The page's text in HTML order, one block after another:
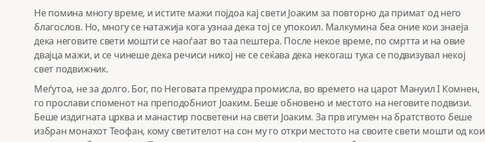
Не помина многу време, и истите мажи појдоа кај свети Јоаким за повторно да примат од него
благослов. Но, многу се натажија кога узнаа дека тој се упокоил. Малкумина беа оние кои знаеја
дека неговите свети мошти се наоѓаат во таа пештера. После некое време, по смртта и на овие
двајца мажи, и се чинеше дека речиси никој не се сеќава дека некогаш тука се подвизувал некој
свет подвижник.
Меѓутоа, не за долго. Бог, по Неговата премудра промисла, во времето на царот Мануил I Комнен,
го прослави споменот на преподобниот Јоаким. Беше обновено и местото на неговите подвизи.
Беше издигната црква и манастир посветени на свети Јоаким. За прв игумен на братството беше
избран монахот Теофан, кому светителот на сон му го откри местото на своите свети мошти од кои